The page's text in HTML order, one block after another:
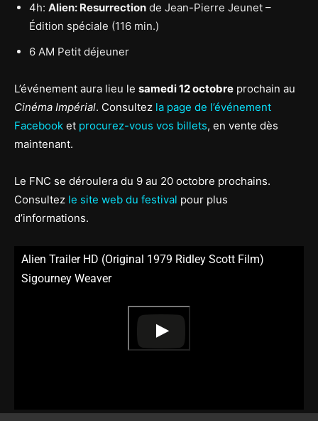
4h: Alien: Resurrection de Jean-Pierre Jeunet –
Édition spéciale (116 min.)
6 AM Petit déjeuner
L’événement aura lieu le samedi 12 octobre prochain au
Cinéma Impérial. Consultez la page de l’événement
Facebook et procurez-vous vos billets, en vente dès
maintenant.
Le FNC se déroulera du 9 au 20 octobre prochains.
Consultez le site web du festival pour plus
d’informations.
Alien Trailer HD (Original 1979 Ridley Scott Film)
Sigourney Weaver